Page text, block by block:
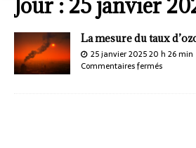
Jour :25 janvier
La mesure du taux
25 janvier 2025 20 h 26 min
Commentaires fermés